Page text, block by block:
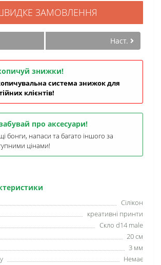
Сілікон
креативні принти
Скло d14 male
20 см
3 мм
Немає
ЗАМОВЛЕННЯ
Наст.
знижки!
система знижок для
клієнтів!
про аксесуари!
бонги, напаси та багато іншого за
цінами!